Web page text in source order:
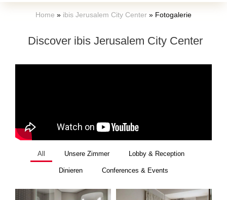
Home » ibis Jerusalem City Center » Fotogalerie
Discover ibis Jerusalem City Center
All Unsere Zimmer Lobby & Reception
Dinieren Conferences & Events